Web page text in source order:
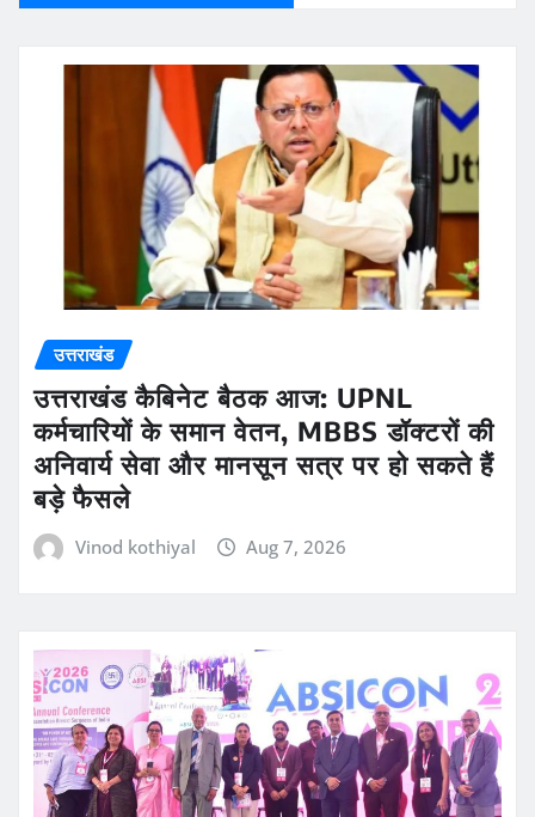
उत्तराखंड
उत्तराखंड कैबिनेट बैठक आज: UPNL
कर्मचारियों के समान वेतन, MBBS डॉक्टरों की
अनिवार्य सेवा और मानसून सत्र पर हो सकते हैं
बड़े फैसले
Vinod kothiyal Aug 7, 2026